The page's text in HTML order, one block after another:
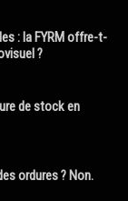
: la FYRM offre-t-
?
de stock en
ordures ? Non.